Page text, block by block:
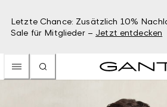
Letzte Chance: Zusätzlich 10%
Sale für Mitglieder – Jetzt entdecken